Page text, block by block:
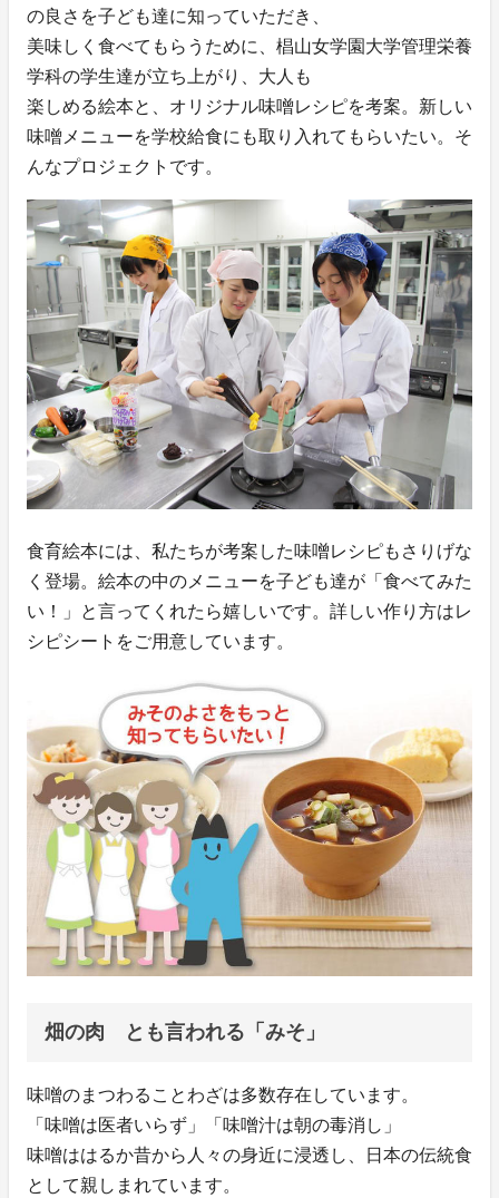
の良さを子ども達に知っていただき、
美味しく食べてもらうために、椙山女学園大学管理栄養
学科の学生達が立ち上がり、大人も
楽しめる絵本と、オリジナル味噌レシピを考案。新しい
味噌メニューを学校給食にも取り入れてもらいたい。そ
んなプロジェクトです。
食育絵本には、私たちが考案した味噌レシピもさりげな
く登場。絵本の中のメニューを子ども達が「食べてみた
い！」と言ってくれたら嬉しいです。詳しい作り方はレ
シピシートをご用意しています。
畑の肉 とも言われる「みそ」
味噌のまつわることわざは多数存在しています。
「味噌は医者いらず」「味噌汁は朝の毒消し」
味噌ははるか昔から人々の身近に浸透し、日本の伝統食
として親しまれています。